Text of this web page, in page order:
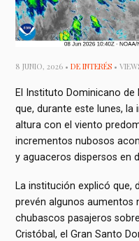
8 JUNIO, 2026 •DE INTERÉS •
El Instituto Dominicano
que, durante este lunes, la
altura con el viento
incrementos nubosos
y aguaceros dispersos en
La institución explicó que,
prevén algunos aumentos
chubascos pasajeros
Cristóbal, el Gran Santo